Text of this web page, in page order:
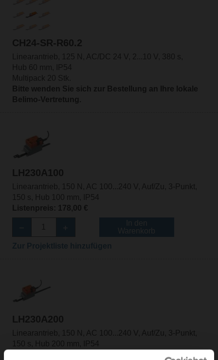
CH24-SR-R60.2
Linearantrieb, 125 N, AC/DC 24 V, 2...10 V, 380 s,
Hub 60 mm, IP54
Multipack 20 Stk.
Bitte wenden Sie sich zur Bestellung an Ihre lokale
Belimo-Vertretung.
LH230A100
Linearantrieb, 150 N, AC 100...240 V, Auf/Zu, 3-Punkt,
150 s, Hub 100 mm, IP54
Listenpreis: 178,00 €
LH230A200
Linearantrieb, 150 N, AC 100...240 V, Auf/Zu, 3-Punkt,
150 s, Hub 200 mm, IP54